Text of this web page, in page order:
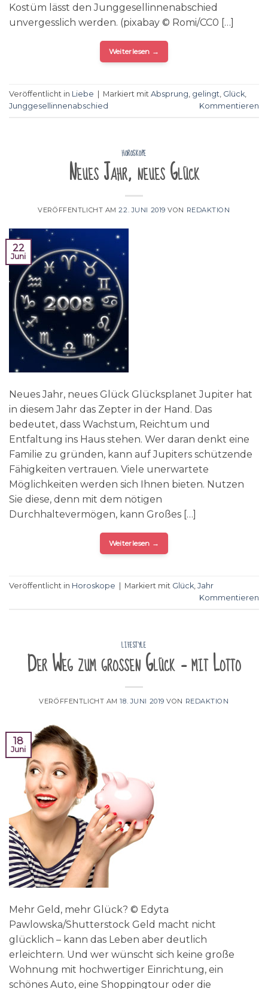
Kostüm lässt den Junggesellinnenabschied
unvergesslich werden. (pixabay © Romi/CC0 […]
Weiterlesen →
Veröffentlicht in Liebe Markiert mit Absprung, gelingt, Glück,
Junggesellinnenabschied
Kommentieren
HOROSKOPE
Neues Jahr, neues Glück
VERÖFFENTLICHT AM22. JUNI 2019 VON REDAKTION
22
Juni
Neues Jahr, neues Glück Glücksplanet Jupiter hat
in diesem Jahr das Zepter in der Hand. Das
bedeutet, dass Wachstum, Reichtum und
Entfaltung ins Haus stehen. Wer daran denkt eine
Familie zu gründen, kann auf Jupiters schützende
Fähigkeiten vertrauen. Viele unerwartete
Möglichkeiten werden sich Ihnen bieten. Nutzen
Sie diese, denn mit dem nötigen
Durchhaltevermögen, kann Großes […]
Weiterlesen →
Veröffentlicht in Horoskope Markiert mit Glück, Jahr
Kommentieren
LIFESTYLE
Der Weg zum großen Glück – mit Lotto
VERÖFFENTLICHT AM18. JUNI 2019 VON REDAKTION
18
Juni
Mehr Geld, mehr Glück? © Edyta
Pawlowska/Shutterstock Geld macht nicht
glücklich – kann das Leben aber deutlich
erleichtern. Und wer wünscht sich keine große
Wohnung mit hochwertiger Einrichtung, ein
schönes Auto, eine Shoppingtour oder die